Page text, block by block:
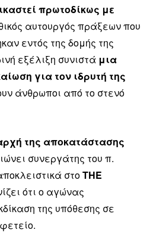
πρωτοδίκως με
αυτουργός πράξεων που
εντός της δομής της
εξέλιξη συνιστά μια
για τον ιδρυτή της
άνθρωποι από το στενό
της αποκατάστασης
συνεργάτης του π.
στοTHE
ότι ο αγώνας
της υπόθεσης σε